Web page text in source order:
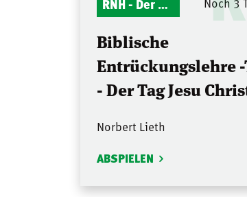
RNH - Der Mitternachtsruf
Biblische
Entrückungslehre
- Der Tag Jesu
Norbert Lieth
ABSPIELEN